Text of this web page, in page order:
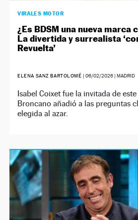
VIRALES MOTOR
¿Es BDSM una nueva marca
La divertida y surrealista
Revuelta’
ELENA SANZ BARTOLOMÉ | 06/02/2026| MADRID
Isabel Coixet fue la invitada de
Broncano añadió a las preguntas
elegida al azar.